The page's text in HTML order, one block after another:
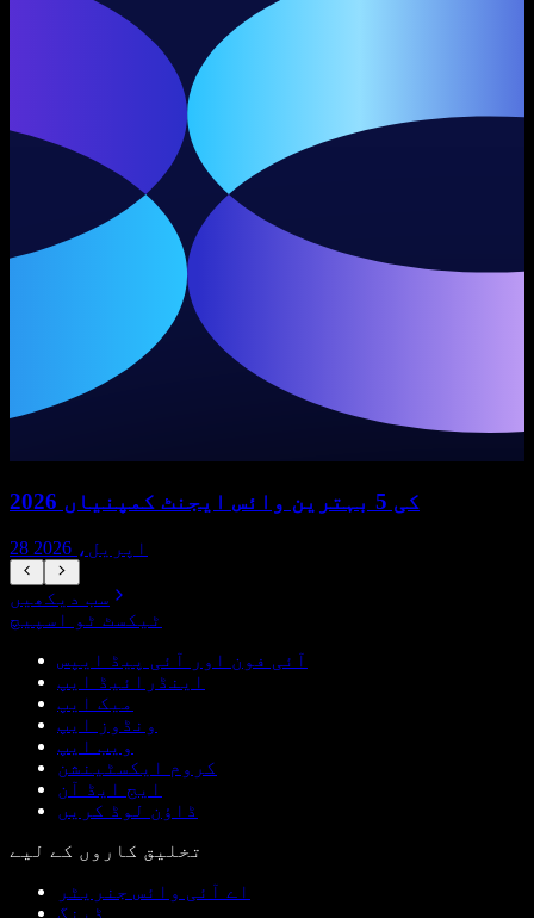
2026 کی 5 بہترین وائس ایجنٹ کمپنیاں
28 اپریل، 2026
سب دیکھیں
ٹیکسٹ ٹو اسپیچ
آئی فون اور آئی پیڈ ایپس
اینڈرائیڈ ایپ
میک ایپ
ونڈوز ایپ
ویب ایپ
کروم ایکسٹینشن
ایج ایڈ آن
ڈاؤن لوڈ کریں
تخلیق کاروں کے لیے
اے آئی وائس جنریٹر
ڈبنگ